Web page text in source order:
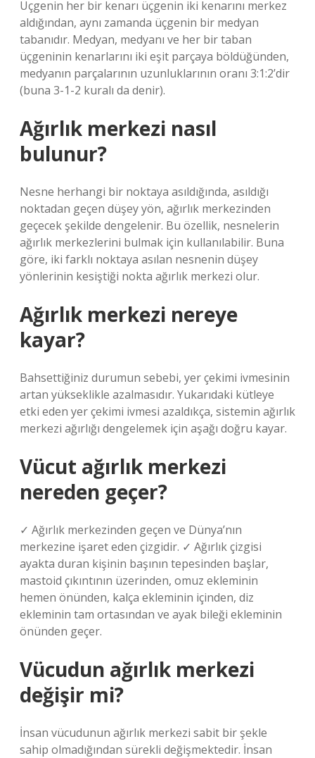
Üçgenin her bir kenarı üçgenin iki kenarını merkez
aldığından, aynı zamanda üçgenin bir medyan
tabanıdır. Medyan, medyanı ve her bir taban
üçgeninin kenarlarını iki eşit parçaya böldüğünden,
medyanın parçalarının uzunluklarının oranı 3:1:2’dir
(buna 3-1-2 kuralı da denir).
Ağırlık merkezi nasıl
bulunur?
Nesne herhangi bir noktaya asıldığında, asıldığı
noktadan geçen düşey yön, ağırlık merkezinden
geçecek şekilde dengelenir. Bu özellik, nesnelerin
ağırlık merkezlerini bulmak için kullanılabilir. Buna
göre, iki farklı noktaya asılan nesnenin düşey
yönlerinin kesiştiği nokta ağırlık merkezi olur.
Ağırlık merkezi nereye
kayar?
Bahsettiğiniz durumun sebebi, yer çekimi ivmesinin
artan yükseklikle azalmasıdır. Yukarıdaki kütleye
etki eden yer çekimi ivmesi azaldıkça, sistemin ağırlık
merkezi ağırlığı dengelemek için aşağı doğru kayar.
Vücut ağırlık merkezi
nereden geçer?
✓ Ağırlık merkezinden geçen ve Dünya’nın
merkezine işaret eden çizgidir. ✓ Ağırlık çizgisi
ayakta duran kişinin başının tepesinden başlar,
mastoid çıkıntının üzerinden, omuz ekleminin
hemen önünden, kalça ekleminin içinden, diz
ekleminin tam ortasından ve ayak bileği ekleminin
önünden geçer.
Vücudun ağırlık merkezi
değişir mi?
İnsan vücudunun ağırlık merkezi sabit bir şekle
sahip olmadığından sürekli değişmektedir. İnsan